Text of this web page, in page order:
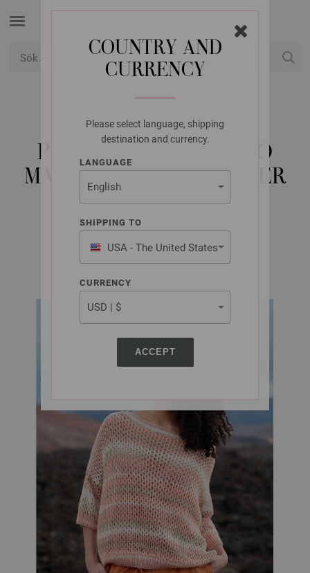
COUNTRY AND
CURRENCY
Please select language, shipping
destination and currency.
LANGUAGE
SHIPPING TO
USA - The United States
of America
CURRENCY
ACCEPT
LANA GROSSA
PULLOVER GOMITOLO
MAMBO - STICKMÖNSTER
(NO)